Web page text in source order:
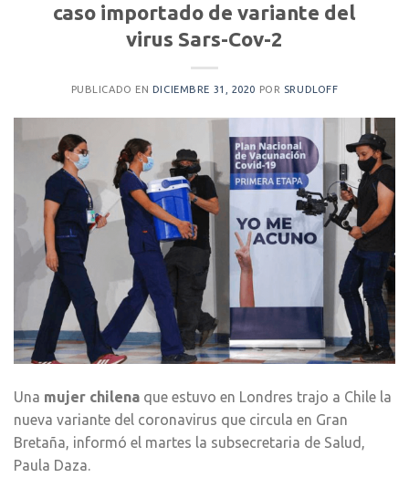
caso importado de variante del
virus Sars-Cov-2
PUBLICADO EN DICIEMBRE 31, 2020 POR SRUDLOFF
Una mujer chilena que estuvo en Londres trajo a Chile la
nueva variante del coronavirus que circula en Gran
Bretaña, informó el martes la subsecretaria de Salud,
Paula Daza.